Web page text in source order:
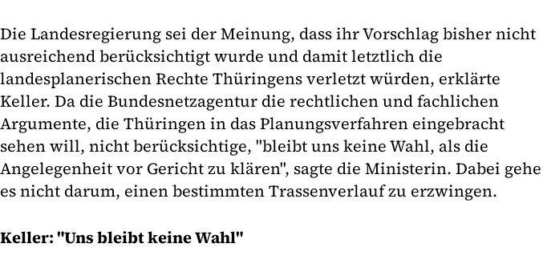
Die Landesregierung sei der Meinung, dass ihr Vorschlag bisher nicht
ausreichend berücksichtigt wurde und damit letztlich die
landesplanerischen Rechte Thüringens verletzt würden, erklärte
Keller. Da die Bundesnetzagentur die rechtlichen und fachlichen
Argumente, die Thüringen in das Planungsverfahren eingebracht
sehen will, nicht berücksichtige, "bleibt uns keine Wahl, als die
Angelegenheit vor Gericht zu klären", sagte die Ministerin. Dabei gehe
es nicht darum, einen bestimmten Trassenverlauf zu erzwingen.
Keller: "Uns bleibt keine Wahl"